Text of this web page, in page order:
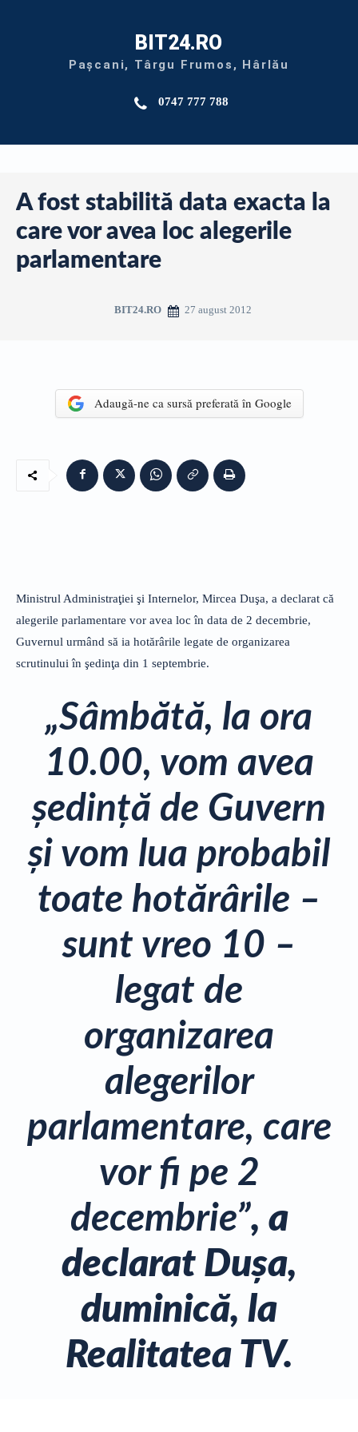
BIT24.RO
Pașcani, Târgu Frumos, Hârlău
0747 777 788
A fost stabilită data exacta la
care vor avea loc alegerile
parlamentare
BIT24.RO 27 august 2012
Adaugă-ne ca sursă preferată în Google
Ministrul Administraţiei şi Internelor, Mircea Duşa, a declarat că
alegerile parlamentare vor avea loc în data de 2 decembrie,
Guvernul urmând să ia hotărârile legate de organizarea
scrutinului în şedinţa din 1 septembrie.
„Sâmbătă, la ora
10.00, vom avea
şedinţă de Guvern
şi vom lua probabil
toate hotărârile –
sunt vreo 10 –
legat de
organizarea
alegerilor
parlamentare, care
vor fi pe 2
decembrie”, a
declarat Duşa,
duminică, la
Realitatea TV.